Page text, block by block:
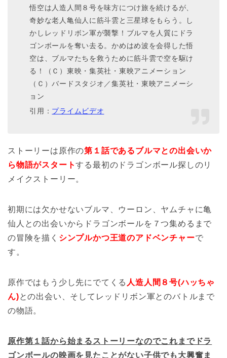
悟空は人造人間８号を味方につけ旅を続けるが、
奇妙な老人亀仙人に筋斗雲と三星球をもらう。し
かしレッドリボン軍が襲撃！ブルマを人質にドラ
ゴンボールを奪い去る。かめはめ波を会得した悟
空は、ブルマたちを救うために筋斗雲で空を駆け
る！（Ｃ）東映・集英社・東映アニメーション
（Ｃ）バードスタジオ／集英社・東映アニメーシ
ョン
引用： プライムビデオ
ストーリーは原作の第１話であるブルマとの出会いか
ら物語がスタートする最初のドラゴンボール探しのリ
メイクストーリー。
初期には欠かせないブルマ、ウーロン、ヤムチャに亀
仙人との出会いからドラゴンボールを７つ集めるまで
の冒険を描く シンプルかつ王道のアドベンチャーで
す。
原作ではもう少し先にでてくる 人造人間８号(ハッちゃ
ん)との出会い、そしてレッドリボン軍とのバトルまで
の物語。
原作第１話から始まるストーリーなのでこれまでドラ
ゴンボールの映画を見たことがない子供でも大興奮ま